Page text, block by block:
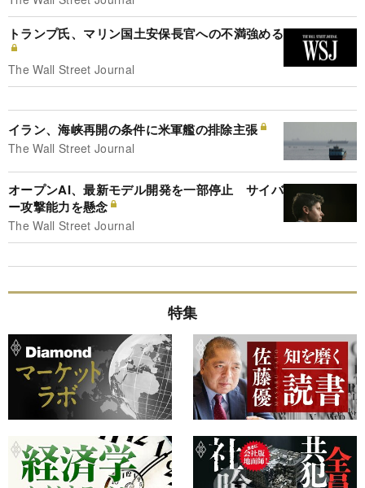
トランプ氏、マリン国土安保長官への不満強める
The Wall Street Journal
イラン、海峡再開の条件に米軍艦の排除主張
The Wall Street Journal
オープンAI、最新モデル開発を一部停止 サイバ
ー攻撃能力を懸念
The Wall Street Journal
特集